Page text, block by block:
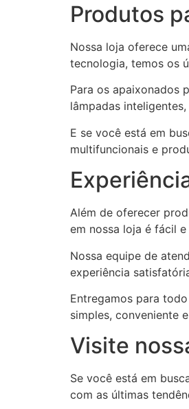
Produtos
Nossa loja oferece
tecnologia, temos os
Para os apaixonados
lâmpadas
E se você está em
multifuncionais e
Além de oferecer
em nossa loja é fácil
Nossa equipe de
experiência
Entregamos para
simples, conveniente
Visite
Se você está em
com as últimas